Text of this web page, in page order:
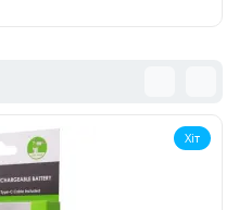
Хіт